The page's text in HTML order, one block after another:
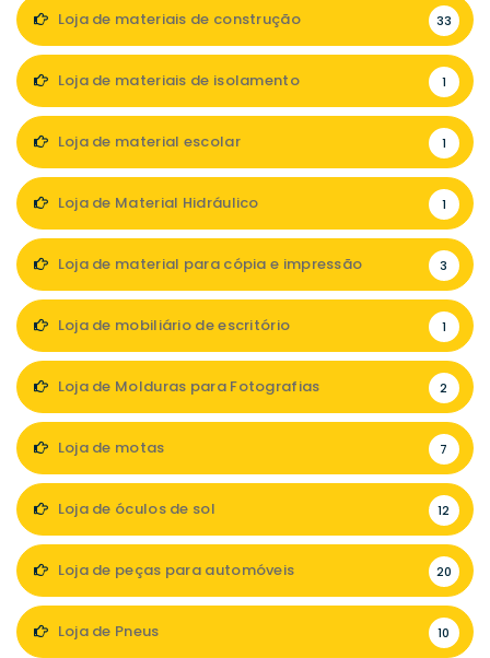
Loja de materiais de construção 33
Loja de materiais de isolamento 1
Loja de material escolar 1
Loja de Material Hidráulico 1
Loja de material para cópia e impressão 3
Loja de mobiliário de escritório 1
Loja de Molduras para Fotografias 2
Loja de motas 7
Loja de óculos de sol 12
Loja de peças para automóveis 20
Loja de Pneus 10